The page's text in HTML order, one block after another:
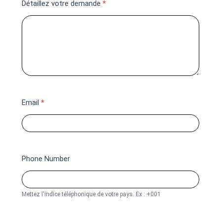
Détaillez votre demande *
Email *
Phone Number
Mettez l'indice téléphonique de votre pays. Ex : +001